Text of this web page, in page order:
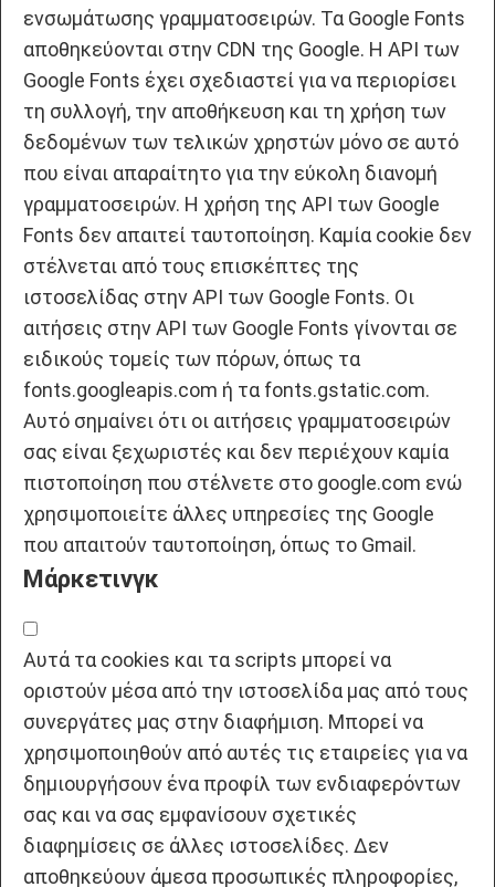
ενσωμάτωσης γραμματοσειρών. Τα Google Fonts
αποθηκεύονται στην CDN της Google. Η API των
Google Fonts έχει σχεδιαστεί για να περιορίσει
τη συλλογή, την αποθήκευση και τη χρήση των
δεδομένων των τελικών χρηστών μόνο σε αυτό
που είναι απαραίτητο για την εύκολη διανομή
γραμματοσειρών. Η χρήση της API των Google
Fonts δεν απαιτεί ταυτοποίηση. Καμία cookie δεν
στέλνεται από τους επισκέπτες της
ιστοσελίδας στην API των Google Fonts. Οι
αιτήσεις στην API των Google Fonts γίνονται σε
ειδικούς τομείς των πόρων, όπως τα
fonts.googleapis.com ή τα fonts.gstatic.com.
Αυτό σημαίνει ότι οι αιτήσεις γραμματοσειρών
σας είναι ξεχωριστές και δεν περιέχουν καμία
πιστοποίηση που στέλνετε στο google.com ενώ
χρησιμοποιείτε άλλες υπηρεσίες της Google
που απαιτούν ταυτοποίηση, όπως το Gmail.
Μάρκετινγκ
Αυτά τα cookies και τα scripts μπορεί να
οριστούν μέσα από την ιστοσελίδα μας από τους
συνεργάτες μας στην διαφήμιση. Μπορεί να
χρησιμοποιηθούν από αυτές τις εταιρείες για να
δημιουργήσουν ένα προφίλ των ενδιαφερόντων
σας και να σας εμφανίσουν σχετικές
διαφημίσεις σε άλλες ιστοσελίδες. Δεν
αποθηκεύουν άμεσα προσωπικές πληροφορίες,